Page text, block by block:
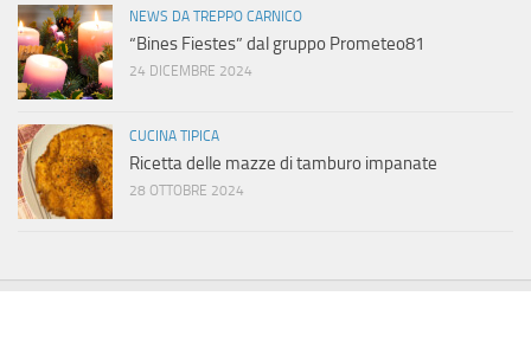
NEWS DA TREPPO CARNICO
“Bines Fiestes” dal gruppo Prometeo81
24 DICEMBRE 2024
CUCINA TIPICA
Ricetta delle mazze di tamburo impanate
28 OTTOBRE 2024